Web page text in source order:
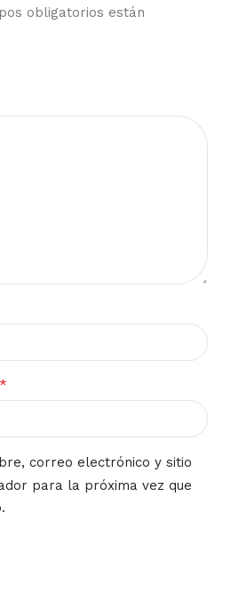
obligatorios están
*
correo electrónico y sitio
para la próxima vez que